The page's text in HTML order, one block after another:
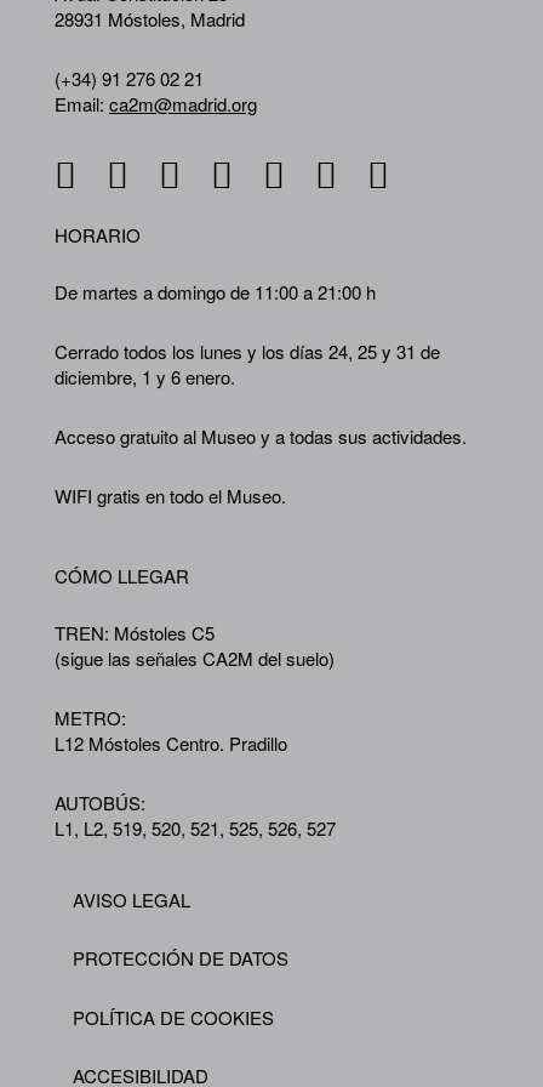
28931 Móstoles, Madrid
(+34) 91 276 02 21
Email: ca2m@madrid.org
HORARIO
De martes a domingo de 11:00 a 21:00 h
Cerrado todos los lunes y los días 24, 25 y 31 de
diciembre, 1 y 6 enero.
Acceso gratuito al Museo y a todas sus actividades.
WIFI gratis en todo el Museo.
CÓMO LLEGAR
TREN: Móstoles C5
(sigue las señales CA2M del suelo)
METRO:
L12 Móstoles Centro. Pradillo
AUTOBÚS:
L1, L2, 519, 520, 521, 525, 526, 527
Footer
AVISO LEGAL
PROTECCIÓN DE DATOS
POLÍTICA DE COOKIES
ACCESIBILIDAD